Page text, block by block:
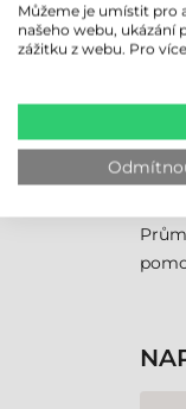
Můžeme je umístit pro
našeho webu, ukázání
zážitku z webu. Pro